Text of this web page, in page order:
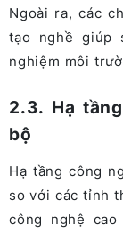
Ngoài ra, các
tạo nghề giúp
nghiệm môi
2.3. Hạ
bộ
Hạ tầng công
so với các tỉnh
công nghệ